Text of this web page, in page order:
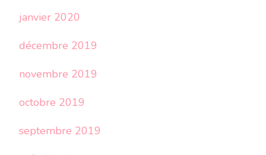
janvier 2020
décembre 2019
novembre 2019
octobre 2019
septembre 2019